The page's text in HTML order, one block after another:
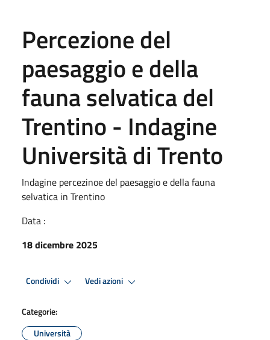
Percezione del
paesaggio e della
fauna selvatica del
Trentino - Indagine
Università di Trento
Indagine percezinoe del paesaggio e della fauna
selvatica in Trentino
Data :
18 dicembre 2025
Condividi Vedi azioni
Categorie:
Università